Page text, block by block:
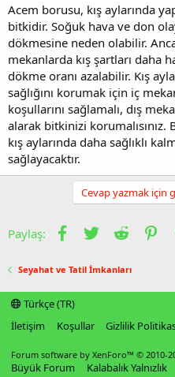
Acem borusu, kış aylarında
bitkidir. Soğuk hava ve don
dökmesine neden olabilir.
mekanlarda kış şartları daha
dökme oranı azalabilir. Kış
sağlığını korumak için iç
koşullarını sağlamalı, dış
alarak bitkinizi
kış aylarında daha sağlıklı
sağlayacaktır.
Cevap yazmak için
Paylaş: Facebook
TwitterReddit
Seyahat ve Tatil İmkanları
Türkçe (TR)
İletişim
Koşullar Gizlilik
Forum software by XenForo™ © 2010-
Büyük Forum Kalabalık Yalnızlık